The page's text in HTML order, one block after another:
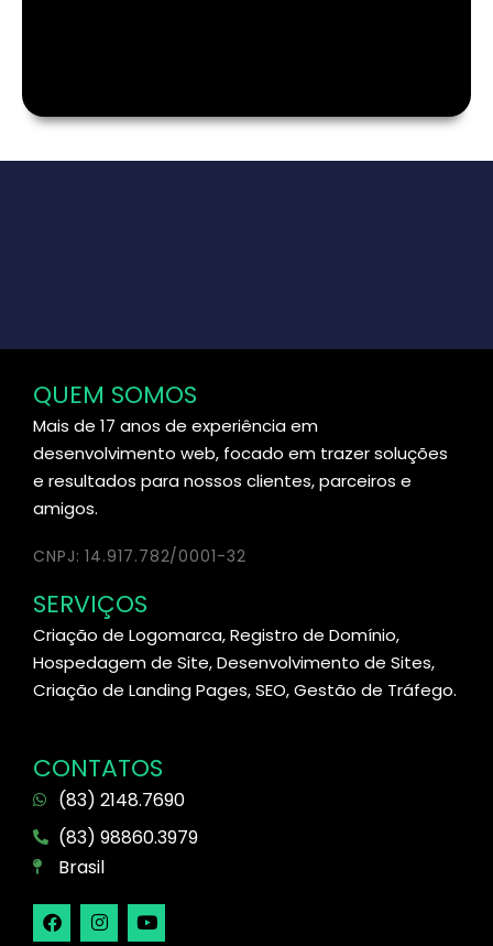
QUEM SOMOS
Mais de 17 anos de experiência em
desenvolvimento web, focado em trazer soluções
e resultados para nossos clientes, parceiros e
amigos.
CNPJ: 14.917.782/0001-32
SERVIÇOS
Criação de Logomarca, Registro de Domínio,
Hospedagem de Site, Desenvolvimento de Sites,
Criação de Landing Pages, SEO, Gestão de Tráfego.
CONTATOS
(83) 2148.7690
(83) 98860.3979
Brasil